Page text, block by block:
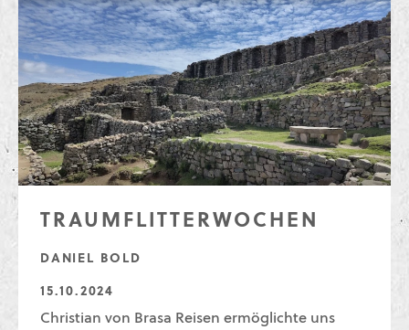
TRAUMFLITTERWOCHEN
DANIEL BOLD
15.10.2024
Christian von Brasa Reisen ermöglichte uns